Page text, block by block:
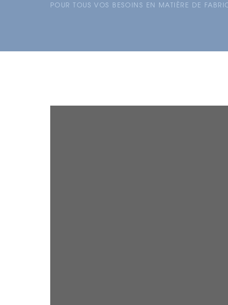
POUR TOUS VOS BESOINS EN MATIÈRE DE